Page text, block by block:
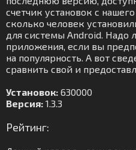
счетчик установок с
сколько человек
для системы Android. Надо
приложения, если вы
на популярность. А вот
сравнить свой и
Установок: 630000
Версия: 1.3.3
Рейтинг: